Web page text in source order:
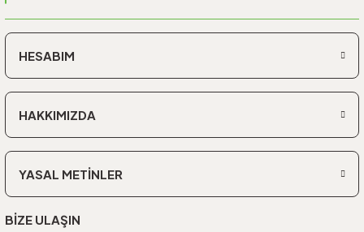
HESABIM
HAKKIMIZDA
YASAL METİNLER
BİZE ULAŞIN